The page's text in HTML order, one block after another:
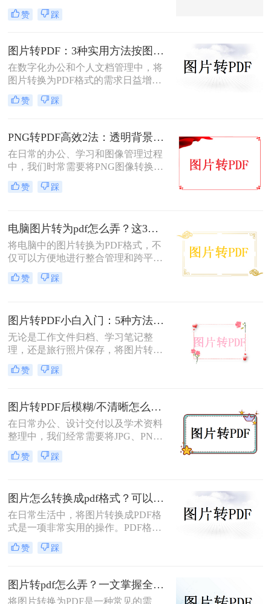
一堆零散的图片打包成一个完整的
PDF文件。如果一张张发过去，不仅
混。很多朋友一搜“图片转pdf怎么
弄”，出来一堆复杂的教程，其实只
要找对工具，这事儿非常简单。本文
就按大家最常用的场景（在线免安
装、批量处理、手机自带功能）整理
了几个亲测好用的办法，帮你轻松搞
赞 踩
图片转PDF：3种实用方法按图片格式（JPG/PNG/BMP）选！
在数字化办公和个人文档管理中，将
图片转换为PDF格式的需求日益增
长。PDF（Portable Document
Format）因其跨平台兼容性、不易变
享。那么如何把图片转换成PDF呢？
本文将介绍几种实用的方法来帮助您
完成图片到PDF的转换。
赞 踩
PNG转PDF高效2法：透明背景保留和文件压缩设置！
在日常的办公、学习和图像管理过程
中，我们时常需要将PNG图像转换为
PDF文件。PDF文件格式因其良好的
兼容性、稳定性和在不同设备上显示
片转PDF的方法。
赞 踩
电脑图片转为pdf怎么弄？这3种方法值得尝试！
将电脑中的图片转换为PDF格式，不
仅可以方便地进行整合管理和跨平台
查看，还能有效保护图片的原始质量
和隐私信息。那么电脑图片转为pdf怎
片到PDF的转换。
赞 踩
图片转PDF小白入门：5种方法从最简单到最专业逐步升级！
无论是工作文件归档、学习笔记整
理，还是旅行照片保存，将图片转换
为PDF都能让内容更规范、更易分
享。那么如何图片转pdf呢？本文提供
5种常用方法，3分钟即可学会！
赞 踩
图片转PDF后模糊/不清晰怎么办？三种有效方法帮你解决！
在日常办公、设计交付以及学术资料
整理中，我们经常需要将JPG、PNG
等格式的图片合并转换为PDF文档。
然而，许多用户都遇到过这样一个令
变得模糊、边缘出现锯齿，甚至无法
进行高质量的打印。面对图片转PDF
后模糊/不清晰怎么办这一难题，很多
赞 踩
图片怎么转换成pdf格式？可以尝试这三种方法！
在日常生活中，将图片转换成PDF格
式是一项非常实用的操作。PDF格式
因其跨平台兼容性、格式固定性和易
于分享打印等特点，被广泛应用于各
怎么转换成pdf格式呢？本文将介绍三
种将图片转换成PDF格式的方法。
赞 踩
图片转pdf怎么弄？一文掌握全平台方法！
将图片转换为PDF是一种常见的需